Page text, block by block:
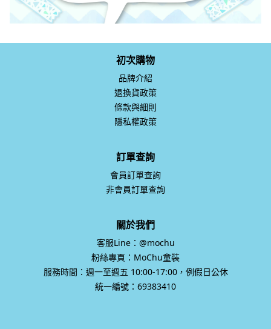
初次購物
品牌介紹
退換貨政策
條款與細則
隱私權政策
訂單查詢
會員訂單查詢
非會員訂單查詢
關於我們
客服Line：@mochu
粉絲專頁：MoChu童裝
服務時間：週一至週五 10:00-17:00，例假日公休
統一編號：69383410